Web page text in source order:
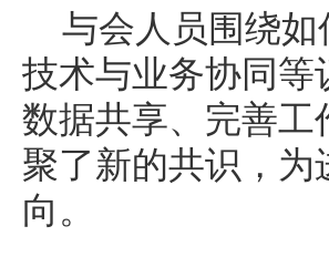
与会人员围绕
技术与业务协同等
数据共享、完善工
聚了新的共识，
向。